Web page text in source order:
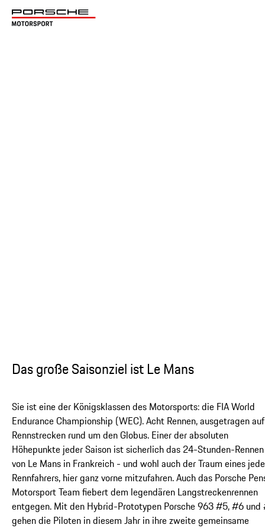
Das große Saisonziel ist Le Mans
Sie ist eine der Königsklassen des Motorsports: die FIA World
Endurance Championship (WEC). Acht Rennen, ausgetragen auf
Rennstrecken rund um den Globus. Einer der absoluten
Höhepunkte jeder Saison ist sicherlich das 24-Stunden-Rennen
von Le Mans in Frankreich - und wohl auch der Traum eines
Rennfahrers, hier ganz vorne mitzufahren. Auch das Porsche
Motorsport Team fiebert dem legendären Langstreckenrennen
entgegen. Mit den Hybrid-Prototypen Porsche 963 #5, #6 und
gehen die Piloten in diesem Jahr in ihre zweite gemeinsame